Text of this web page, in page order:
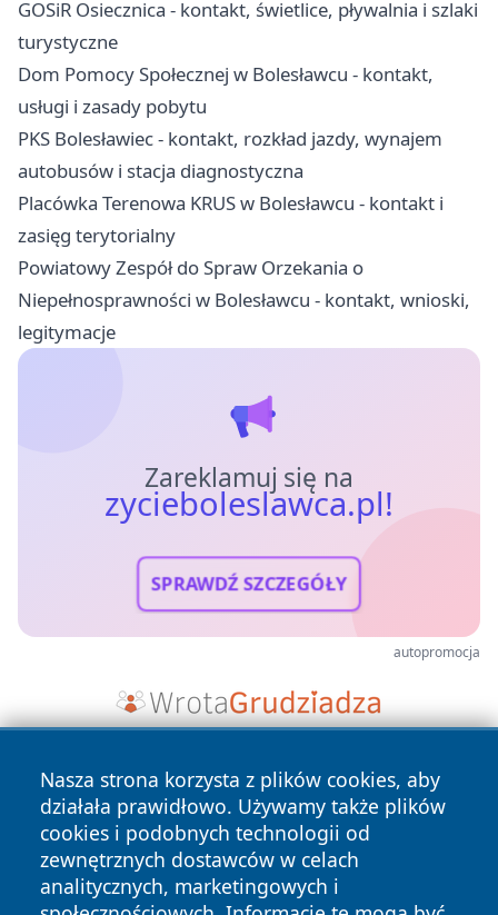
GOSiR Osiecznica - kontakt, świetlice, pływalnia i szlaki
turystyczne
Dom Pomocy Społecznej w Bolesławcu - kontakt,
usługi i zasady pobytu
PKS Bolesławiec - kontakt, rozkład jazdy, wynajem
autobusów i stacja diagnostyczna
Placówka Terenowa KRUS w Bolesławcu - kontakt i
zasięg terytorialny
Powiatowy Zespół do Spraw Orzekania o
Niepełnosprawności w Bolesławcu - kontakt, wnioski,
legitymacje
Zareklamuj się na
zycieboleslawca.pl!
SPRAWDŹ SZCZEGÓŁY
autopromocja
Nasza strona korzysta z plików cookies, aby
działała prawidłowo. Używamy także plików
cookies i podobnych technologii od
zewnętrznych dostawców w celach
analitycznych, marketingowych i
Copyright © 2026 zycieboleslawca.pl Wszystkie prawa